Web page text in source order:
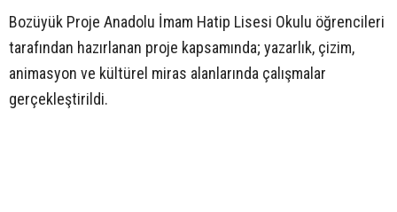
Bozüyük Proje Anadolu İmam Hatip Lisesi Okulu öğrencileri
tarafından hazırlanan proje kapsamında; yazarlık, çizim,
animasyon ve kültürel miras alanlarında çalışmalar
gerçekleştirildi.